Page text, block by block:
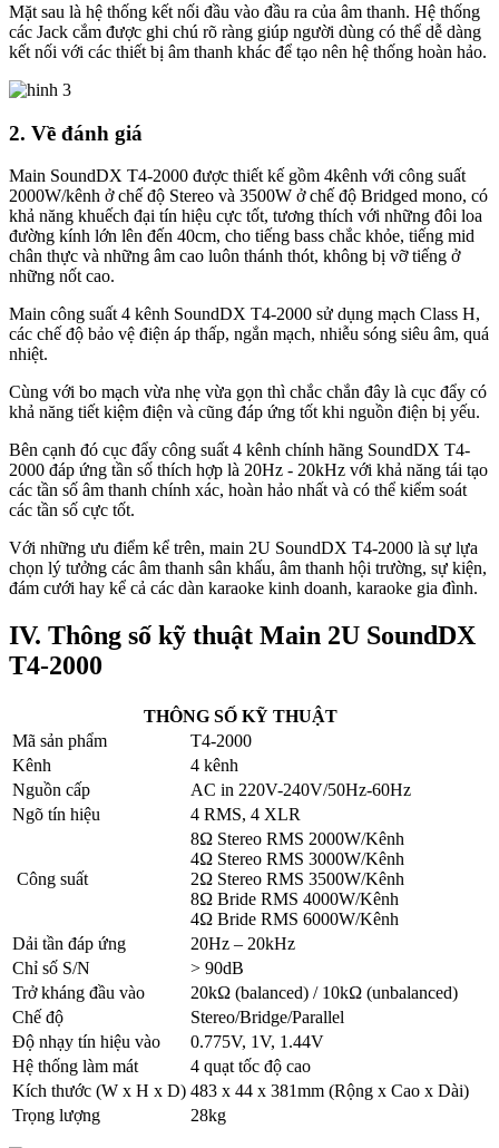
Mặt sau là hệ thống kết nối đầu vào đầu ra của âm thanh. Hệ thống
các Jack cắm được ghi chú rõ ràng giúp người dùng có thể dễ dàng
kết nối với các thiết bị âm thanh khác để tạo nên hệ thống hoàn hảo.
2. Về đánh giá
Main SoundDX T4-2000 được thiết kế gồm 4kênh với công suất
2000W/kênh ở chế độ Stereo và 3500W ở chế độ Bridged mono, có
khả năng khuếch đại tín hiệu cực tốt, tương thích với những đôi loa
đường kính lớn lên đến 40cm, cho tiếng bass chắc khỏe, tiếng mid
chân thực và những âm cao luôn thánh thót, không bị vỡ tiếng ở
những nốt cao.
Main công suất 4 kênh SoundDX T4-2000 sử dụng mạch Class H,
các chế độ bảo vệ điện áp thấp, ngắn mạch, nhiễu sóng siêu âm, quá
nhiệt.
Cùng với bo mạch vừa nhẹ vừa gọn thì chắc chắn đây là cục đẩy có
khả năng tiết kiệm điện và cũng đáp ứng tốt khi nguồn điện bị yếu.
Bên cạnh đó cục đẩy công suất 4 kênh chính hãng SoundDX T4-
2000 đáp ứng tần số thích hợp là 20Hz - 20kHz với khả năng tái tạo
các tần số âm thanh chính xác, hoàn hảo nhất và có thể kiểm soát
các tần số cực tốt.
Với những ưu điểm kể trên, main 2U SoundDX T4-2000 là sự lựa
chọn lý tưởng các âm thanh sân khấu, âm thanh hội trường, sự kiện,
đám cưới hay kể cả các dàn karaoke kinh doanh, karaoke gia đình.
IV. Thông số kỹ thuật Main 2U SoundDX
T4-2000
THÔNG SỐ KỸ THUẬT
Mã sản phẩm
T4-2000
Kênh
4 kênh
Nguồn cấp
AC in 220V-240V/50Hz-60Hz
Ngõ tín hiệu
4 RMS, 4 XLR
Công suất
8Ω Stereo RMS 2000W/Kênh
4Ω Stereo RMS 3000W/Kênh
2Ω Stereo RMS 3500W/Kênh
8Ω Bride RMS 4000W/Kênh
4Ω Bride RMS 6000W/Kênh
Dải tần đáp ứng
20Hz – 20kHz
Chỉ số S/N
> 90dB
Trở kháng đầu vào
20kΩ (balanced) / 10kΩ (unbalanced)
Chế độ
Stereo/Bridge/Parallel
Độ nhạy tín hiệu vào
0.775V, 1V, 1.44V
Hệ thống làm mát
4 quạt tốc độ cao
Kích thước (W x H x D) 483 x 44 x 381mm (Rộng x Cao x Dài)
Trọng lượng
28kg